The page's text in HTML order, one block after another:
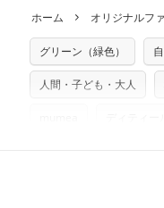
※カットを希望の方は
ご記載ください（
プリント布の仕様につ
※配送日のご指定は承
いませんのでご了承く
※有料型紙（ホームソ
らべるキットに付属さ
注意ください。型紙自
商用利用についての詳
ホーム オリジナルフ
グリーン（緑色）
人間・子ども・大人
ディティ